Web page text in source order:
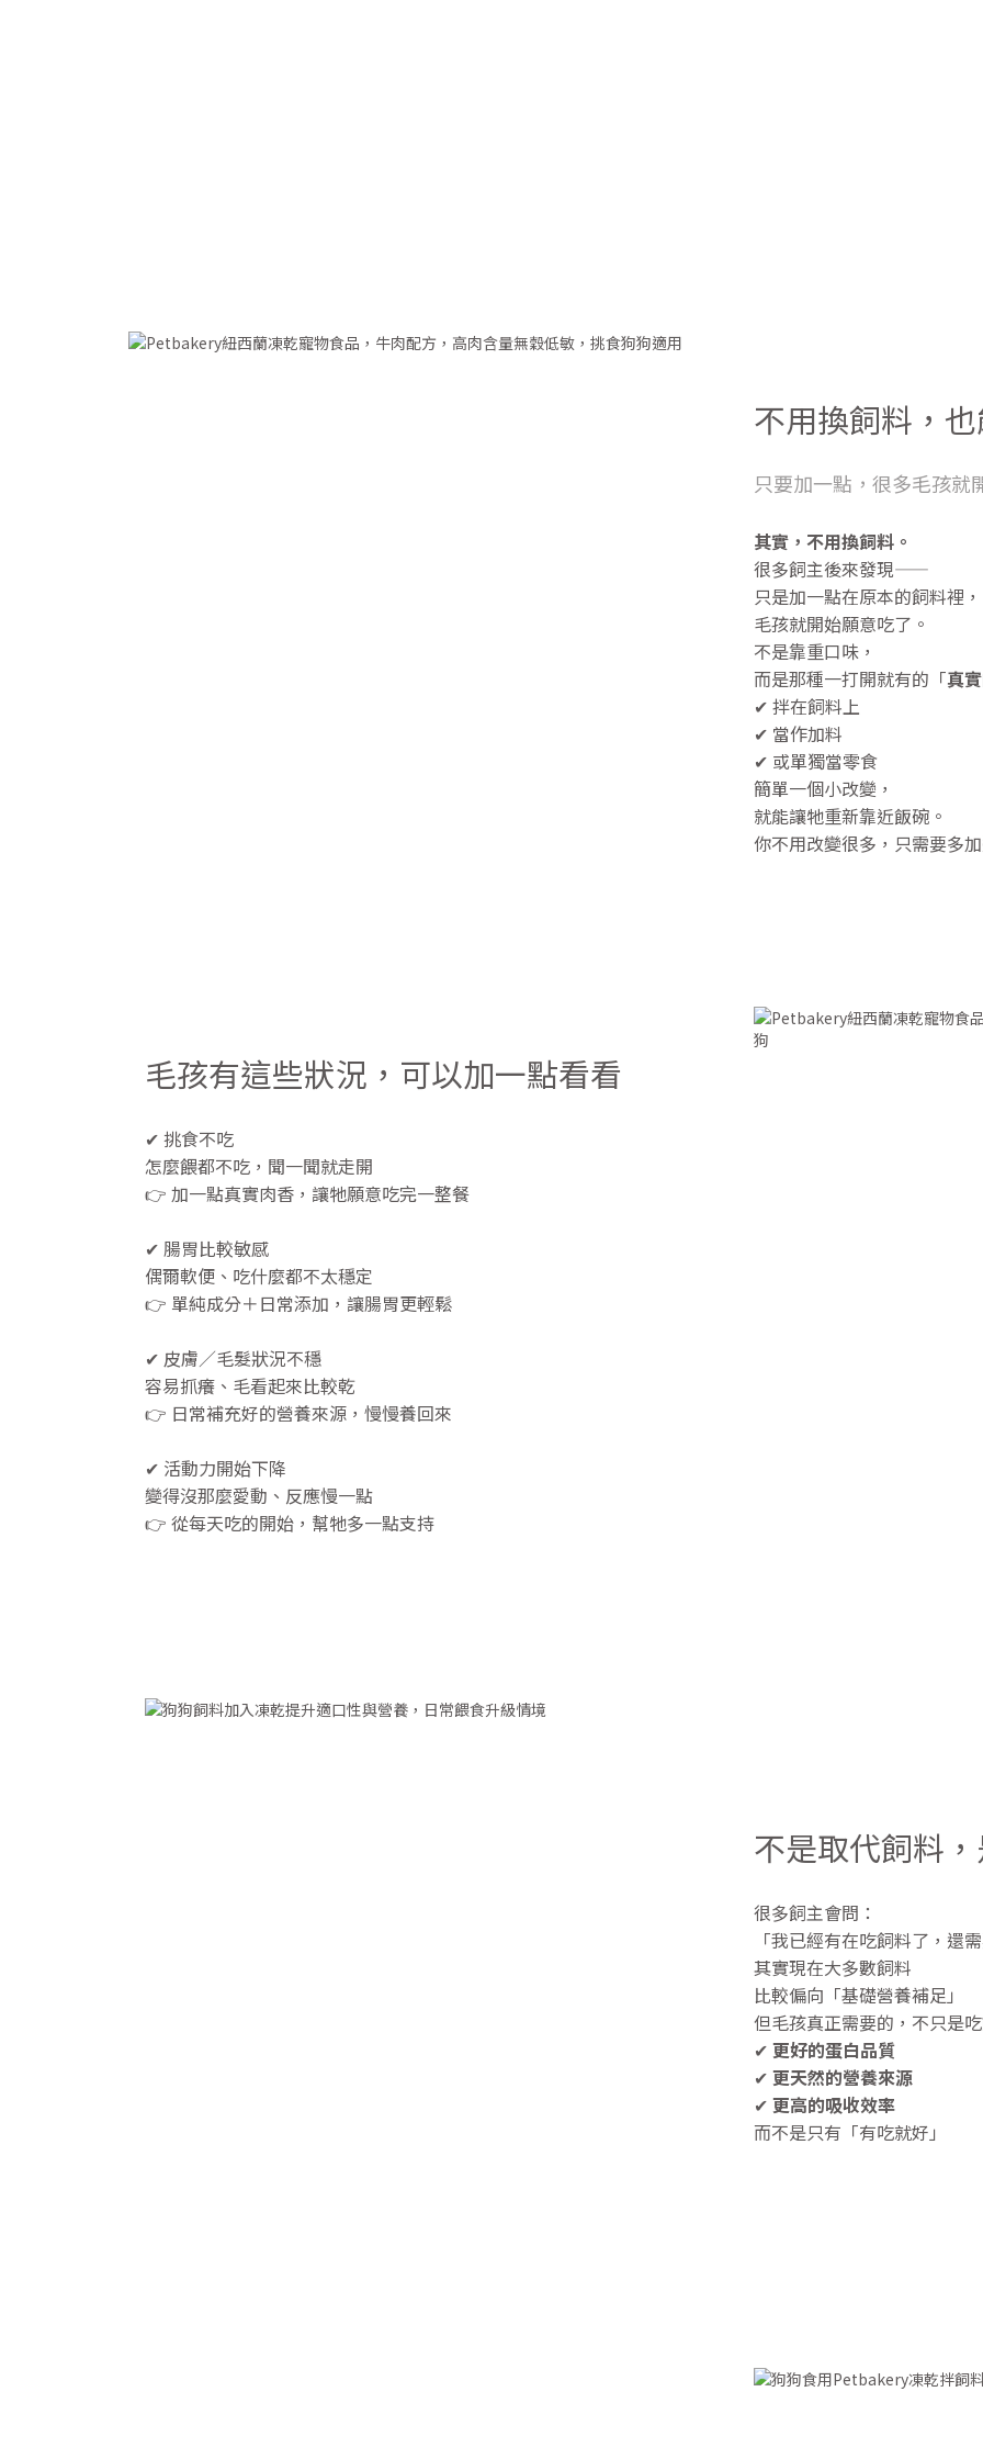
不用換飼料，
只要加一點，很多毛孩就
其實，不用換飼料。
很多飼主後來發現——
只是加一點在原本的飼料裡，
毛孩就開始願意吃了。
不是靠重口味，
而是那種一打開就有的「真
✔ 拌在飼料上
✔ 當作加料
✔ 或單獨當零食
簡單一個小改變，
就能讓牠重新靠近飯碗。
你不用改變很多，只需要多
毛孩有這些狀況，可以加一點看看
✔ 挑食不吃
怎麼餵都不吃，聞一聞就走開
👉 加一點真實肉香，讓牠願意吃完一整餐
✔ 腸胃比較敏感
偶爾軟便、吃什麼都不太穩定
👉 單純成分＋日常添加，讓腸胃更輕鬆
✔ 皮膚／毛髮狀況不穩
容易抓癢、毛看起來比較乾
👉 日常補充好的營養來源，慢慢養回來
✔ 活動力開始下降
變得沒那麼愛動、反應慢一點
👉 從每天吃的開始，幫牠多一點支持
不是取代飼料
很多飼主會問：
「我已經有在吃飼料了，還需
其實現在大多數飼料
比較偏向「基礎營養補足」
但毛孩真正需要的，不只是吃
✔ 更好的蛋白品質
✔ 更天然的營養來源
✔ 更高的吸收效率
而不是只有「有吃就好」